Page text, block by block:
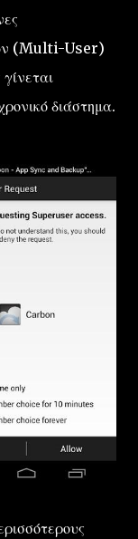
(Multi-User)
διάστημα.